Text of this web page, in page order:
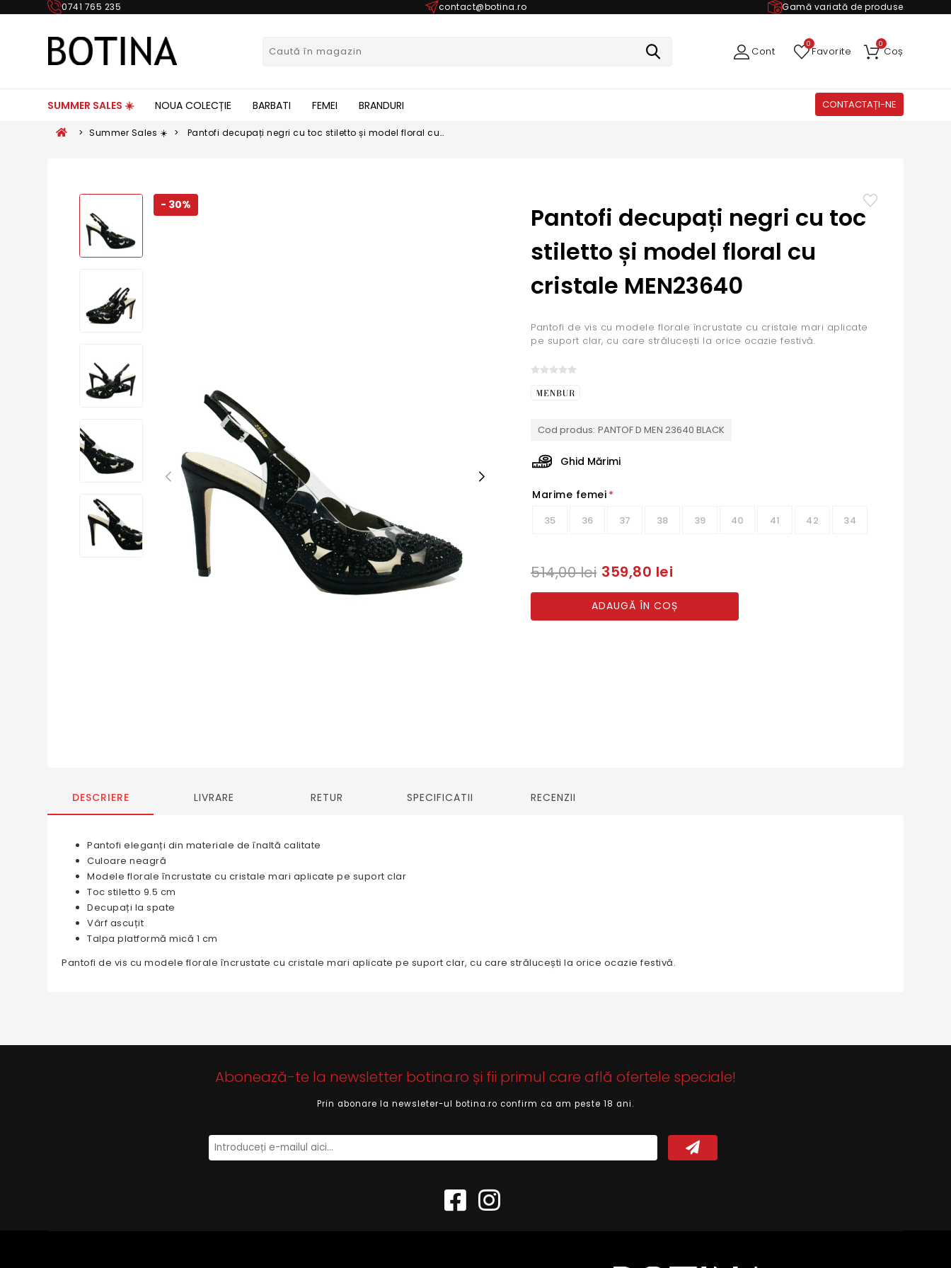
0741 765 235 contact@botina.ro Gamă variată de produse
Cont Favorite
0
Coș
0
SUMMER SALES ☀️ NOUA COLECȚIE BARBATI FEMEI BRANDURI CONTACTAȚI-NE
> Summer Sales ☀️ >
Pantofi decupați negri cu toc stiletto și model floral cu
- 30%
Pantofi decupați negri cu toc
stiletto și model floral cu
cristale MEN23640
Pantofi de vis cu modele florale încrustate cu cristale mari aplicate
pe suport clar, cu care strălucești la orice ocazie festivă.
Cod produs: PANTOF D MEN 23640 BLACK
Ghid Mărimi
Marime femei *
35 36 37 38 39 40 41 42 34
514,00 lei 359,80 lei
ADAUGĂ ÎN COȘ
DESCRIERE LIVRARE RETUR SPECIFICATII RECENZII
Pantofi eleganți din materiale de înaltă calitate
Culoare neagră
Modele florale încrustate cu cristale mari aplicate pe suport clar
Toc stiletto 9.5 cm
Decupați la spate
Vârf ascuțit
Talpa platformă mică 1 cm
Pantofi de vis cu modele florale încrustate cu cristale mari aplicate pe suport clar, cu care strălucești la orice ocazie festivă.
Abonează-te la newsletter botina.ro și fii primul care află ofertele speciale!
Prin abonare la newsleter-ul botina.ro confirm ca am peste 18 ani.